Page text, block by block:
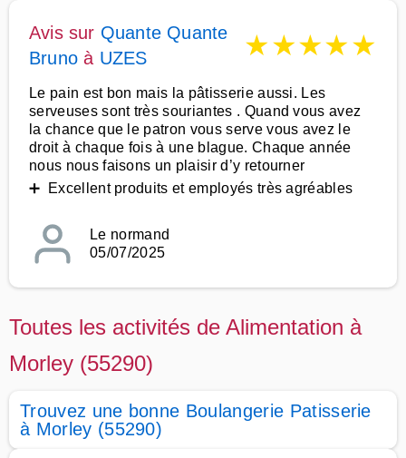
Avis sur Quante Quante
Bruno à UZES ★★★★★
Le pain est bon mais la pâtisserie aussi. Les
serveuses sont très souriantes . Quand vous avez
la chance que le patron vous serve vous avez le
droit à chaque fois à une blague. Chaque année
nous nous faisons un plaisir d’y retourner
➕ Excellent produits et employés très agréables
Le normand
05/07/2025
Toutes les activités de Alimentation à
Morley (55290)
Trouvez une bonne Boulangerie Patisserie
à Morley (55290)